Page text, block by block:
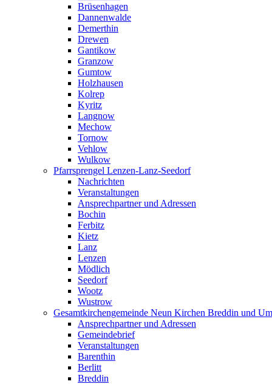
Brüsenhagen
Dannenwalde
Demerthin
Drewen
Gantikow
Granzow
Gumtow
Holzhausen
Kolrep
Kyritz
Langnow
Mechow
Tornow
Vehlow
Wulkow
Pfarrsprengel Lenzen-Lanz-Seedorf
Nachrichten
Veranstaltungen
Ansprechpartner und Adressen
Bochin
Ferbitz
Kietz
Lanz
Lenzen
Mödlich
Seedorf
Wootz
Wustrow
Gesamtkirchengemeinde Neun Kirchen Breddin und
Ansprechpartner und Adressen
Gemeindebrief
Veranstaltungen
Barenthin
Berlitt
Breddin